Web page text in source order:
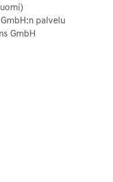
palvelu
GmbH